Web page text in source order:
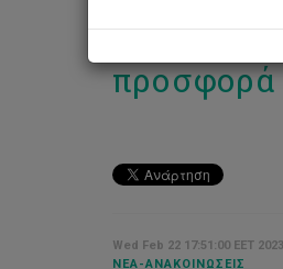
προσφορά
Wed Feb 22 17:51:00 EET 2023
ΝΈΑ-ΑΝΑΚΟΙΝΏΣΕΙΣ